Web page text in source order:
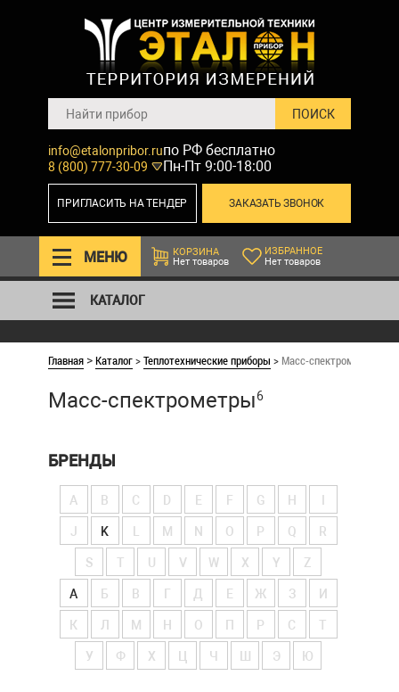
info@etalonpribor.ru
8 (800) 777-30-09
по РФ бесплатно
Пн-Пт 9:00-18:00
ЗАКАЗАТЬ ЗВОНОК
ПРИГЛАСИТЬ НА ТЕНДЕР
МЕНЮ
КОРЗИНА
Нет товаров
ИЗБРАННОЕ
Нет товаров
КАТАЛОГ
Главная >Каталог>Теплотехнические приборы > Масс-спектрометры
Масс-спектрометры6
БРЕНДЫ
A B C D E F G H
J K M N O P Q R
S T V W X Y Z
А Б В Г Д Е Ж З И
К Л М Н О П Р С Т
У Ф Х Ч Э Ю